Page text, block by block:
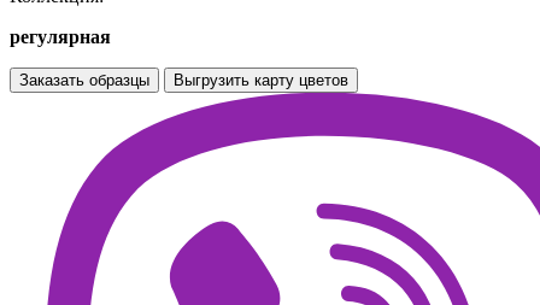
регулярная
Заказать образцы Выгрузить карту цветов